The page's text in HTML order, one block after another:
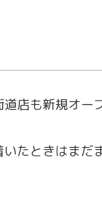
店も新規オー
たときはまだ